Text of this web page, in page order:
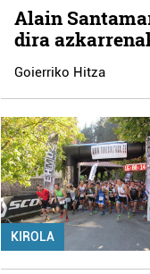
Alain
dira
Goierriko Hitza
KIROLA